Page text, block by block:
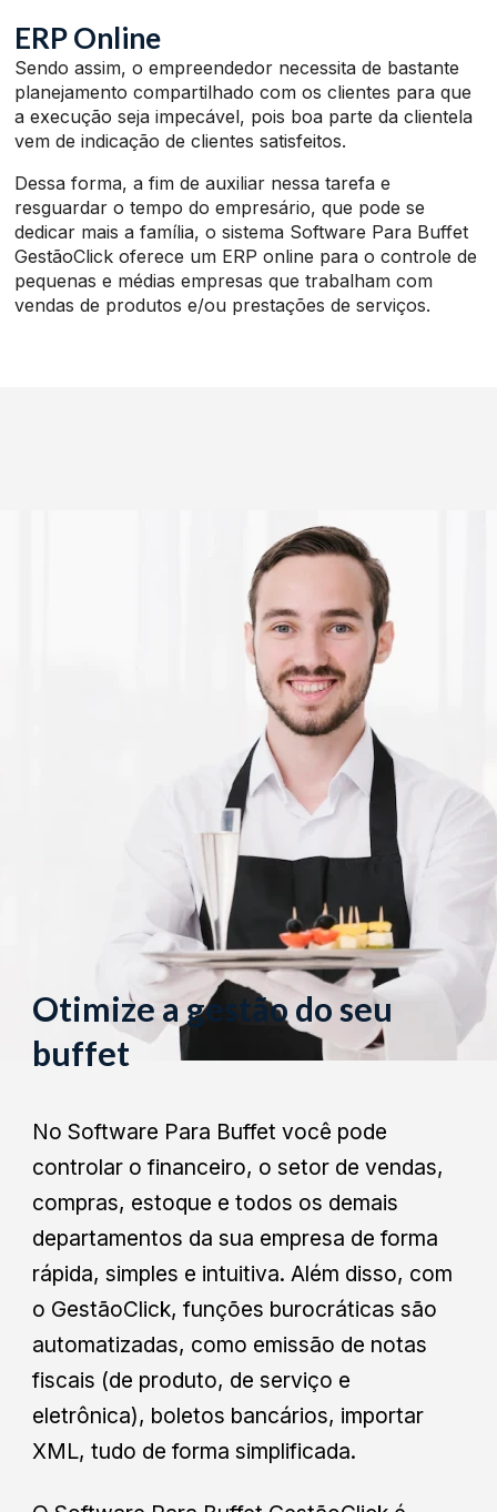
ERP Online
Sendo assim, o empreendedor necessita de bastante
planejamento compartilhado com os clientes para que
a execução seja impecável, pois boa parte da clientela
vem de indicação de clientes satisfeitos.
Dessa forma, a fim de auxiliar nessa tarefa e
resguardar o tempo do empresário, que pode se
dedicar mais a família, o sistema Software Para Buffet
GestãoClick oferece um ERP online para o controle de
pequenas e médias empresas que trabalham com
vendas de produtos e/ou prestações de serviços.
Otimize a gestão do seu
buffet
No Software Para Buffet você pode
controlar o financeiro, o setor de vendas,
compras, estoque e todos os demais
departamentos da sua empresa de forma
rápida, simples e intuitiva. Além disso, com
o GestãoClick, funções burocráticas são
automatizadas, como emissão de notas
fiscais (de produto, de serviço e
eletrônica), boletos bancários, importar
XML, tudo de forma simplificada.